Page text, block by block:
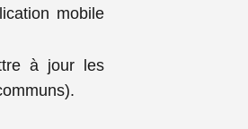
mobile
à jour les